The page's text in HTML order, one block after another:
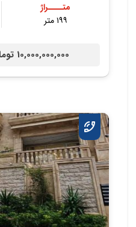
متــــراژ
۱۹۹ متر
10,000,000,000 تومان /